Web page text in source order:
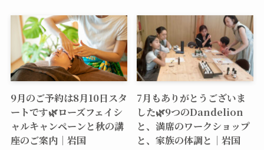
9月のご予約は8月10日スタ
ートです🌿ローズフェイシ
ャルキャンペーンと秋の講
座のご案内｜岩国
7月もありがとうございま
した🌿9つのDandelion
と、満席のワークショップ
と、家族の体調と｜岩国